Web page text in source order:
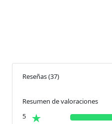
Reseñas(37)
Resumen de valoraciones
5